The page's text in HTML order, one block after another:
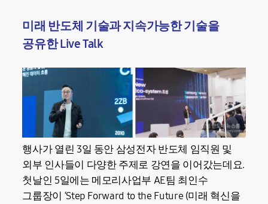
미래 반도체 기술과 지속가능한 기술을
공유한 Live Talk
행사가 열린 3일 동안 삼성전자 반도체 임직원 및
외부 인사들이 다양한 주제로 강연을 이어갔는데요.
첫날인 5일에는 메모리사업부 AE팀 최인수
그룹장이 ‘Step Forward to the Future (미래 혁신을